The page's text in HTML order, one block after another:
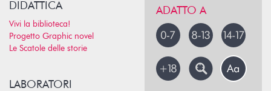
DIDATTICA
Vivi la biblioteca!
Progetto Graphic novel
Le Scatole delle storie
LABORATORI
ADATTO A